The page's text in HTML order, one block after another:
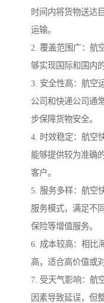
时间内将货物送达
运输。
2. 覆盖范围广：航
够实现国际和国内
3. 安全性高：航空
公司和快递公司通
步保障货物安全。
4. 时效稳定：航空
能够提供较为准确
客户。
5. 服务多样：航空
服务模式，满足不
保险等增值服务。
6. 成本较高：相比
高，适合高价值或
7. 受天气影响：航
因素导致延误，但